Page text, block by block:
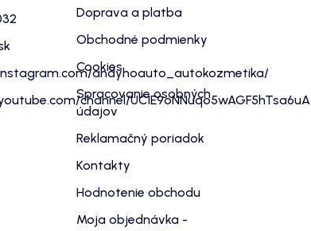
andyhoauto_autokozmetika/
channel/UC1E9oNNuqo5wAGF5hTsa6uA
Doprava a platba
Obchodné podmienky
Cookies
Spracovanie osobných
údajov
Reklamačný poriadok
Kontakty
Hodnotenie obchodu
Moja objednávka -